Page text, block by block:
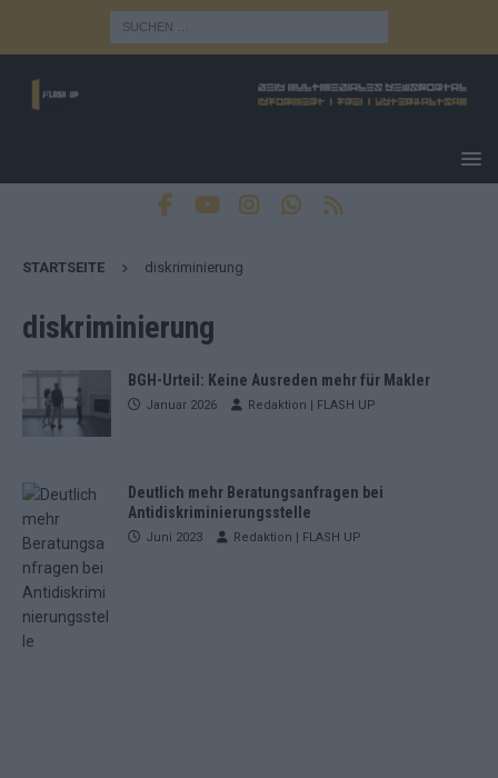
STARTSEITE diskriminierung
diskriminierung
BGH-Urteil: Keine Ausreden mehr für Makler
Januar 2026 Redaktion | FLASH UP
Deutlich mehr Beratungsanfragen bei
Antidiskriminierungsstelle
Juni 2023 Redaktion | FLASH UP